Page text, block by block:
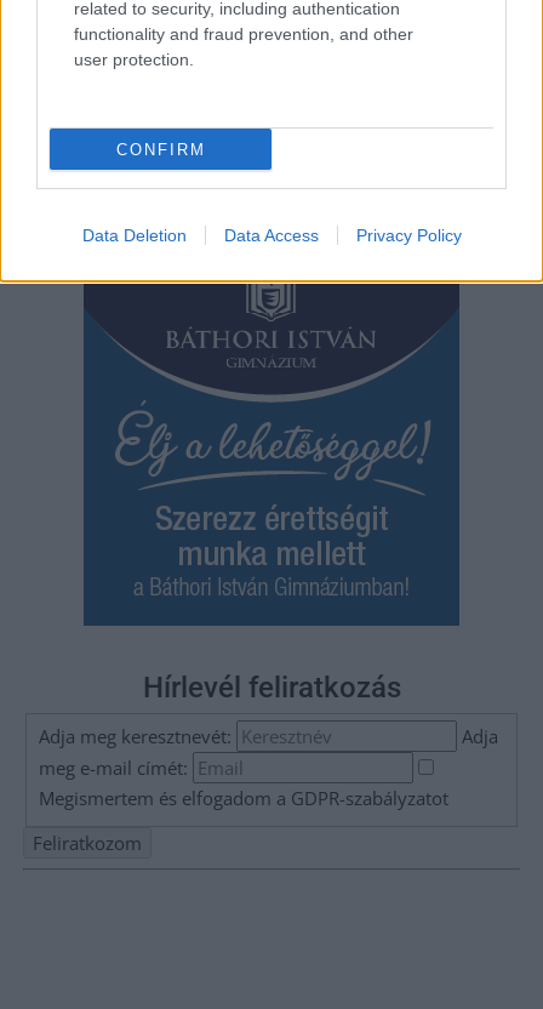
related to security, including authentication
functionality and fraud prevention, and other
user protection.
CONFIRM
Data Deletion Data Access Privacy Policy
TOVÁBB OLVASOM
Bejegyzés
Régebbi bejegyzések
Hírlevél feliratkozás
Adja meg keresztnevét:
Adja
meg e-mail címét:
Megismertem és elfogadom a GDPR-szabályzatot